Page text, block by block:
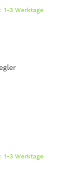
1-3 Werktage
1-3 Werktage